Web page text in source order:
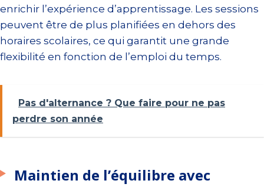
enrichir l’expérience d’apprentissage. Les sessions
peuvent être de plus planifiées en dehors des
horaires scolaires, ce qui garantit une grande
flexibilité en fonction de l’emploi du temps.
Pas d'alternance ? Que faire pour ne pas
perdre son année
Maintien de l’équilibre avec